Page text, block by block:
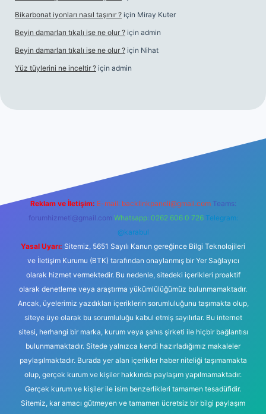
Bikarbonat iyonları nasıl taşınır ? için Miray Kuter
Beyin damarları tıkalı ise ne olur ? için admin
Beyin damarları tıkalı ise ne olur ? için Nihat
Yüz tüylerini ne inceltir ? için admin
Reklam ve İletişim: E-mail: backlinkpaneli@gmail.com Teams:
forumhizmeti@gmail.com Whatsapp: 0262 606 0 726 Telegram:
@karabul
Yasal Uyarı: Sitemiz, 5651 Sayılı Kanun gereğince Bilgi Teknolojileri
ve İletişim Kurumu (BTK) tarafından onaylanmış bir Yer Sağlayıcı
olarak hizmet vermektedir. Bu nedenle, sitedeki içerikleri proaktif
olarak denetleme veya araştırma yükümlülüğümüz bulunmamaktadır.
Ancak, üyelerimiz yazdıkları içeriklerin sorumluluğunu taşımakta olup,
siteye üye olarak bu sorumluluğu kabul etmiş sayılırlar. Bu internet
sitesi, herhangi bir marka, kurum veya şahıs şirketi ile hiçbir bağlantısı
bulunmamaktadır. Sitede yalnızca kendi hazırladığımız makaleler
paylaşılmaktadır. Burada yer alan içerikler haber niteliği taşımamakta
olup, gerçek kurum ve kişiler hakkında paylaşım yapılmamaktadır.
Gerçek kurum ve kişiler ile isim benzerlikleri tamamen tesadüfidir.
Sitemiz, kar amacı gütmeyen ve tamamen ücretsiz bir bilgi paylaşım